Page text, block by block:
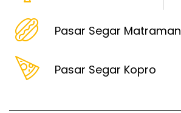
Pasar Segar Matraman
Pasar Segar Kopro